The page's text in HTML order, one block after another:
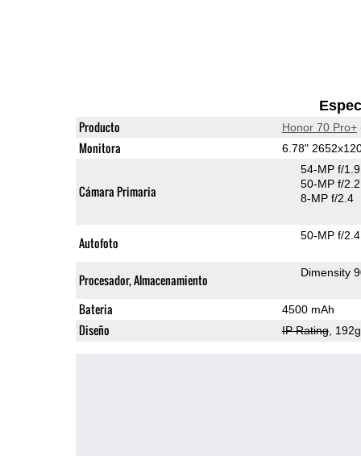
Producto Honor 70 Pro+
Monitora 6.78"
Cámara Primaria
54-MP f/
50-MP f/2.2
8-MP f/2.4
Autofoto 50-MP f/2.4
Procesador, Almacenamiento Dimensity
Bateria 4500 mAh
Diseño IP Rating,